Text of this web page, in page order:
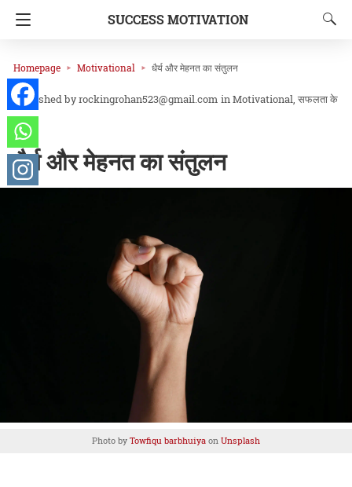
SUCCESS MOTIVATION
Homepage Motivational धैर्य और मेहनत का संतुलन
rockingrohan523@gmail.com inMotivational सफलता के
सिद्धांत
धैर्य और मेहनत का संतुलन
Photo by Towfiqu barbhuiya on Unsplash